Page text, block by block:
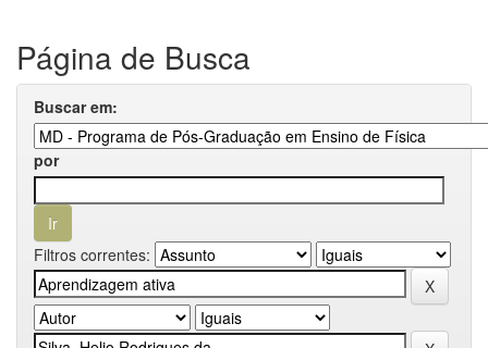
Página de Busca
Buscar em:
por
Filtros correntes: